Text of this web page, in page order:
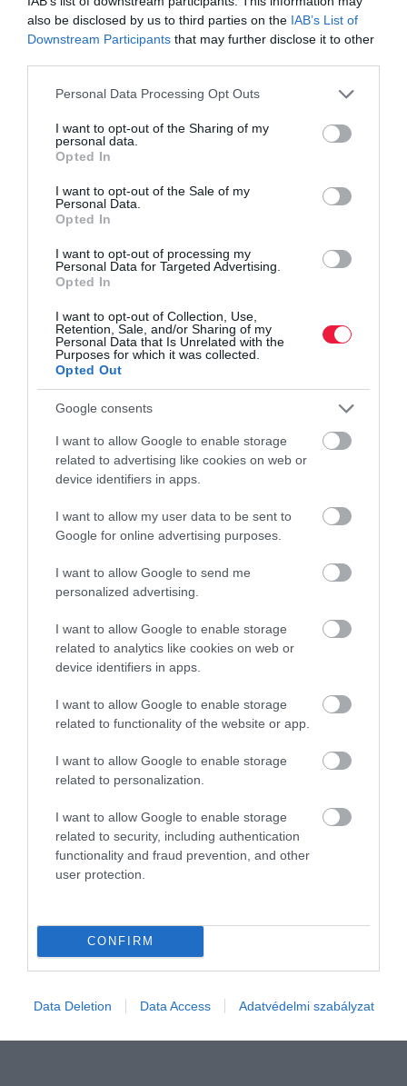
also be disclosed by us to third parties on the IAB’s List of
Downstream Participants that may further disclose it to other
Please note that this website/app uses one or more Google
not limited to your visit or usage behaviour. You may click to
grant or deny consent to Google and its third-party tags to
use your data for below specified purposes in below Google
consent section.
Personal Data Processing Opt Outs
I want to opt-out of the Sharing of my
personal data.
Opted In
I want to opt-out of the Sale of my
Personal Data.
Opted In
I want to opt-out of processing my
Personal Data for Targeted Advertising.
Opted In
I want to opt-out of Collection, Use,
Retention, Sale, and/or Sharing of my
Personal Data that Is Unrelated with the
Purposes for which it was collected.
Opted Out
Google consents
I want to allow Google to enable storage
related to advertising like cookies on web or
device identifiers in apps.
I want to allow my user data to be sent to
Google for online advertising purposes.
I want to allow Google to send me
personalized advertising.
I want to allow Google to enable storage
related to analytics like cookies on web or
device identifiers in apps.
I want to allow Google to enable storage
related to functionality of the website or app.
I want to allow Google to enable storage
related to personalization.
I want to allow Google to enable storage
related to security, including authentication
functionality and fraud prevention, and other
user protection.
CONFIRM
Data Deletion Data Access Adatvédelmi szabályzat
Olvasd el ezt is!
Erős jegybankelnöki üzenetek a kamatvágás után
forintárfolyam
150 cégnél gyanít tiltott összebeszélést a
Négy új eljárást indított idén, így most összesen 21 kartellügyet
vizsgál a Gazdasági Versenyhivatal. A GVH az Integritás